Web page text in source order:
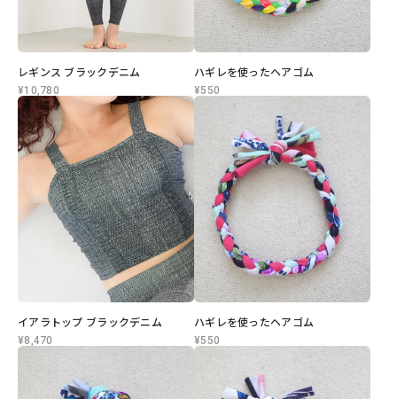
レギンス ブラックデニム
¥10,780
ハギレを使ったヘアゴム
¥550
イアラトップ ブラックデニム
¥8,470
ハギレを使ったヘアゴム
¥550